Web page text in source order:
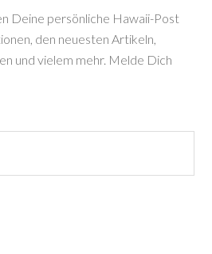
Deine persönliche Hawaii-Post
den neuesten Artikeln,
und vielem mehr. Melde Dich